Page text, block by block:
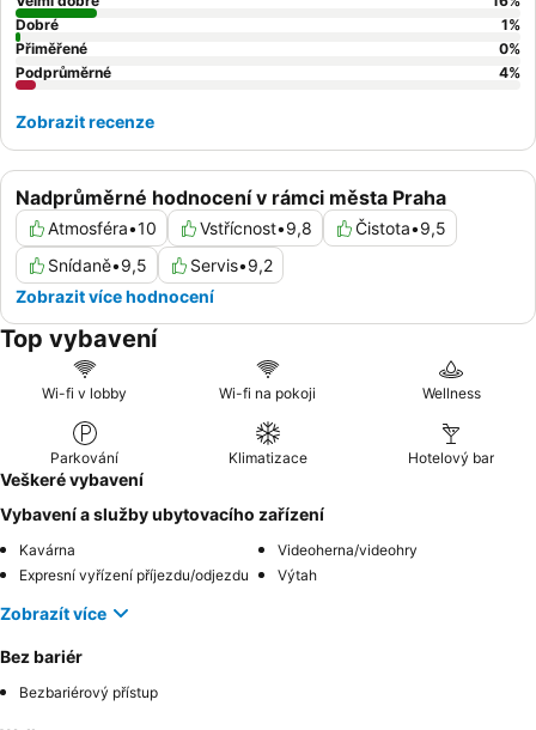
Nadprůměrné hodnocení v rámci města Praha
Atmosféra•10 Vstřícnost•9,8 Čistota•9,5
Snídaně•9,5 Servis•9,2
Zobrazit více hodnocení
Dobré
1%
Přiměřené
0%
Podprůměrné
4%
Zobrazit recenze
Top vybavení
Wi-fi v lobby Wi-fi na pokoji Wellness
Parkování Klimatizace Hotelový bar
Veškeré vybavení
Vybavení a služby ubytovacího zařízení
Kavárna
Videoherna/videohry
Expresní vyřízení příjezdu/odjezdu
Výtah
Zobrazít více
Bez bariér
Bezbariérový přístup